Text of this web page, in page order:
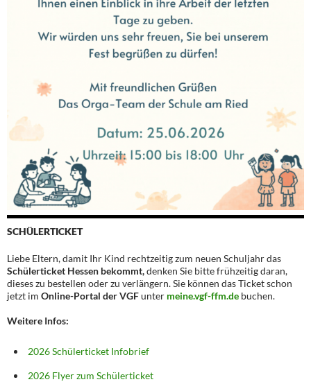
SCHÜLERTICKET
Liebe Eltern, damit Ihr Kind rechtzeitig zum neuen Schuljahr das
Schülerticket Hessen bekommt,denken Sie bitte frühzeitig daran,
dieses zu bestellen oder zu verlängern. Sie können das Ticket schon
jetzt im Online-Portal der VGFunter meine.vgf-ffm.de buchen.
Weitere Infos:
2026 Schülerticket Infobrief
2026 Flyer zum Schülerticket